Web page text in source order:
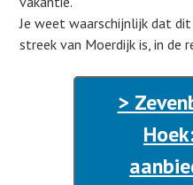
Je weet waarschijnlijk dat
streek van Moerdijk is, in de
>